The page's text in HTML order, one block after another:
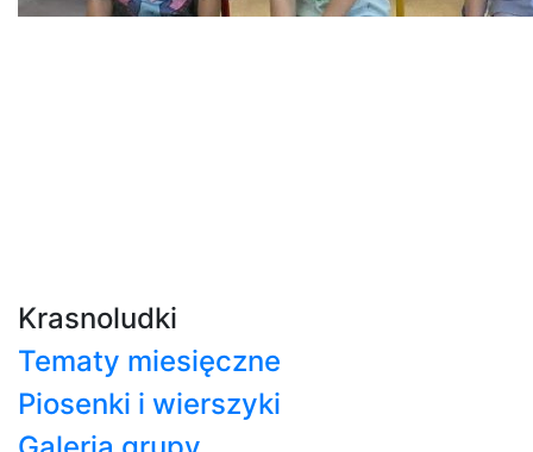
Krasnoludki
Tematy miesięczne
Piosenki i wierszyki